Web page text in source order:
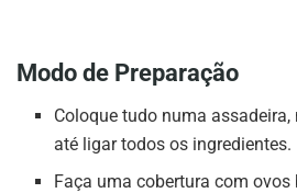
Modo de Preparação
Coloque tudo numa
até ligar todos os ingredientes.
Faça uma cobertura com